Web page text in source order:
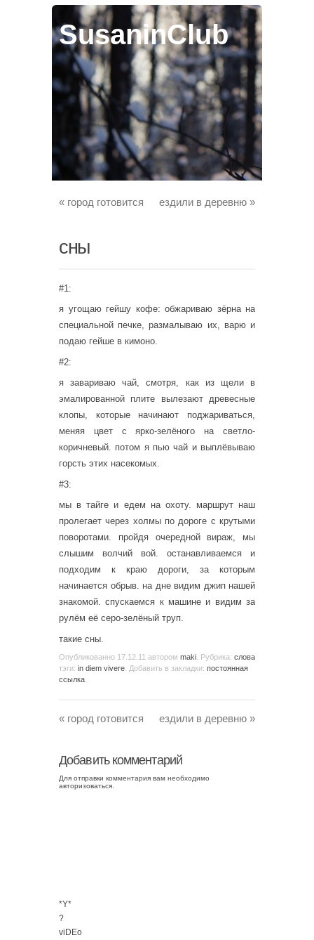
SusaninClub
« город готовится ездили в деревню »
сны
#1:
я угощаю гейшу кофе: обжариваю зёрна на
специальной печке, размалываю их, варю и
подаю гейше в кимоно.
#2:
я завариваю чай, смотря, как из щели в
эмалированной плите вылезают древесные
клопы, которые начинают поджариваться,
меняя цвет с ярко-зелёного на светло-
коричневый. потом я пью чай и выплёвываю
горсть этих насекомых.
#3:
мы в тайге и едем на охоту. маршрут наш
пролегает через холмы по дороге с крутыми
поворотами. пройдя очередной вираж, мы
слышим волчий вой. останавливаемся и
подходим к краю дороги, за которым
начинается обрыв. на дне видим джип нашей
знакомой. спускаемся к машине и видим за
рулём её серо-зелёный труп.
такие сны.
Опубликованно 17.12.11 автором maki . Рубрика: слова
тэги: in diem vivere . Добавить в закладки: постоянная
ссылка
« город готовится ездили в деревню »
Добавить комментарий
Для отправки комментария вам необходимо
авторизоваться
*Y*
?
viDEo